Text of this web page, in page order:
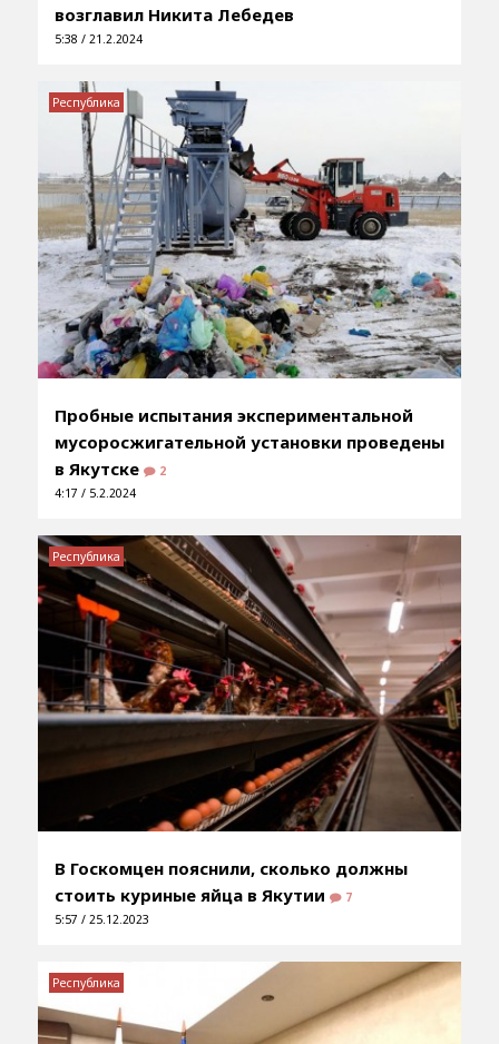
возглавил Никита Лебедев
5:38 / 21.2.2024
Пробные испытания экспериментальной
мусоросжигательной установки проведены
в Якутске
2
4:17 / 5.2.2024
Республика
В Госкомцен пояснили, сколько должны
стоить куриные яйца в Якутии
7
5:57 / 25.12.2023
Республика
Республика